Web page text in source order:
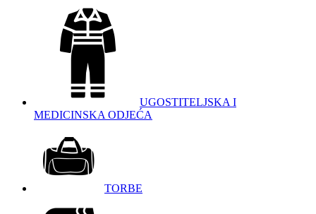
UGOSTITELJSKA I
MEDICINSKA ODJEĆA
TORBE